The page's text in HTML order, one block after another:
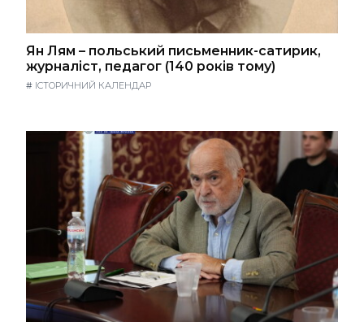
Ян Лям – польський письменник-сатирик,
журналіст, педагог (140 років тому)
# ІСТОРИЧНИЙ КАЛЕНДАР